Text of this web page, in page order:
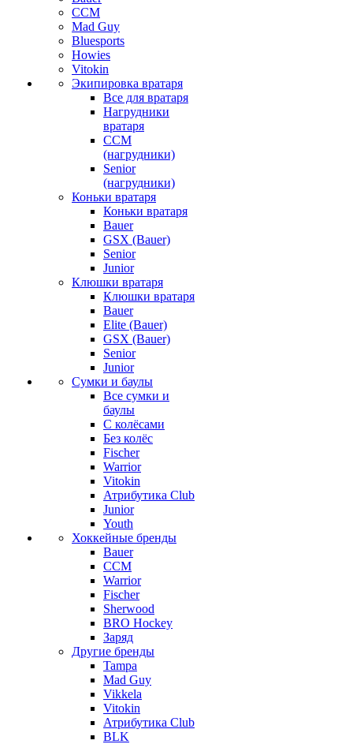
CCM
Mad Guy
Bluesports
Howies
Vitokin
Экипировка вратаря
Все для вратаря
Нагрудники
вратаря
CCM
(нагрудники)
Senior
(нагрудники)
Коньки вратаря
Коньки вратаря
Bauer
GSX (Bauer)
Senior
Junior
Клюшки вратаря
Клюшки вратаря
Bauer
Elite (Bauer)
GSX (Bauer)
Senior
Junior
Сумки и баулы
Все сумки и
баулы
С колёсами
Без колёс
Fischer
Warrior
Vitokin
Атрибутика Club
Junior
Youth
Хоккейные бренды
Bauer
CCM
Warrior
Fischer
Sherwood
BRO Hockey
Заряд
Другие бренды
Tampa
Mad Guy
Vikkela
Vitokin
Атрибутика Club
BLK